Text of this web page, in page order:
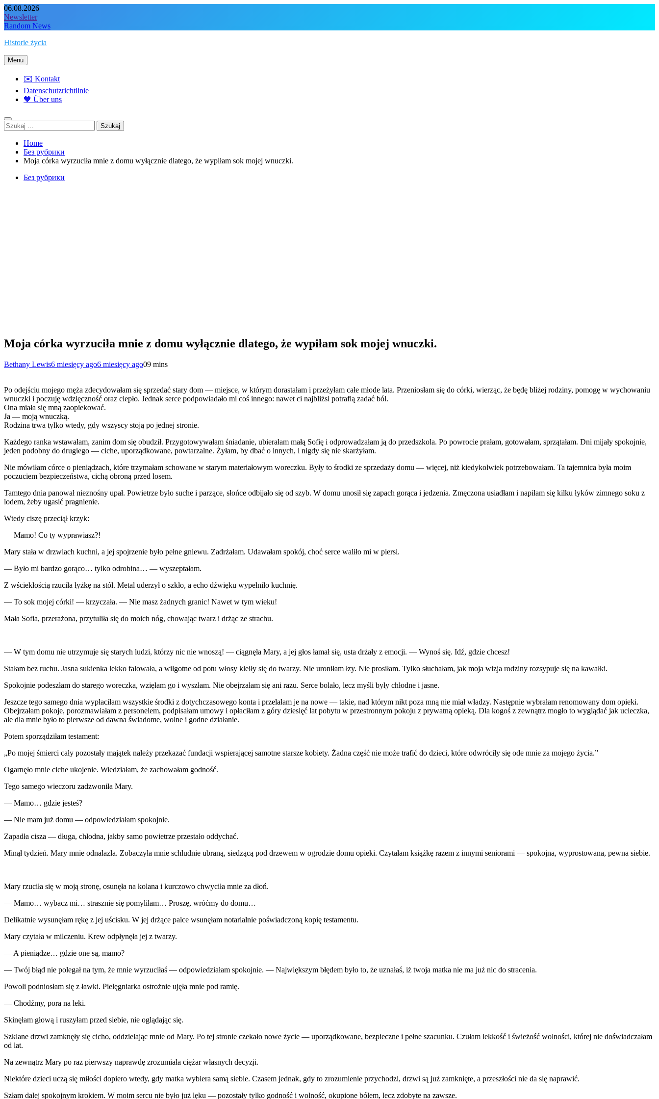
Skip
to
content
06.08.2026
Newsletter
Random News
Historie życia
Menu
✉️ Kontakt
Datenschutzrichtlinie
🧡 Über uns
Szukaj:
Home
Без рубрики
Moja córka wyrzuciła mnie z domu wyłącznie dlatego, że wypiłam sok mojej wnuczki.
Без рубрики
Moja córka wyrzuciła mnie z domu wyłącznie dlatego, że wypiłam sok mojej wnuczki.
Bethany Lewis6 miesięcy ago6 miesięcy ago09 mins
Po odejściu mojego męża zdecydowałam się sprzedać stary dom — miejsce, w którym dorastałam i przeżyłam całe młode lata. Przeniosłam się do córki, wierząc, że będę bliżej rodziny, pomogę w wychowaniu
wnuczki i poczuję wdzięczność oraz ciepło. Jednak serce podpowiadało mi coś innego: nawet ci najbliżsi potrafią zadać ból.
Ona miała się mną zaopiekować.
Ja — moją wnuczką.
Rodzina trwa tylko wtedy, gdy wszyscy stoją po jednej stronie.
Każdego ranka wstawałam, zanim dom się obudził. Przygotowywałam śniadanie, ubierałam małą Sofię i odprowadzałam ją do przedszkola. Po powrocie prałam, gotowałam, sprzątałam. Dni mijały spokojnie,
jeden podobny do drugiego — ciche, uporządkowane, powtarzalne. Żyłam, by dbać o innych, i nigdy się nie skarżyłam.
Nie mówiłam córce o pieniądzach, które trzymałam schowane w starym materiałowym woreczku. Były to środki ze sprzedaży domu — więcej, niż kiedykolwiek potrzebowałam. Ta tajemnica była moim
poczuciem bezpieczeństwa, cichą obroną przed losem.
Tamtego dnia panował nieznośny upał. Powietrze było suche i parzące, słońce odbijało się od szyb. W domu unosił się zapach gorąca i jedzenia. Zmęczona usiadłam i napiłam się kilku łyków zimnego soku z
lodem, żeby ugasić pragnienie.
Wtedy ciszę przeciął krzyk:
— Mamo! Co ty wyprawiasz?!
Mary stała w drzwiach kuchni, a jej spojrzenie było pełne gniewu. Zadrżałam. Udawałam spokój, choć serce waliło mi w piersi.
— Było mi bardzo gorąco… tylko odrobina… — wyszeptałam.
Z wściekłością rzuciła łyżkę na stół. Metal uderzył o szkło, a echo dźwięku wypełniło kuchnię.
— To sok mojej córki! — krzyczała. — Nie masz żadnych granic! Nawet w tym wieku!
Mała Sofia, przerażona, przytuliła się do moich nóg, chowając twarz i drżąc ze strachu.
— W tym domu nie utrzymuje się starych ludzi, którzy nic nie wnoszą! — ciągnęła Mary, a jej głos łamał się, usta drżały z emocji. — Wynoś się. Idź, gdzie chcesz!
Stałam bez ruchu. Jasna sukienka lekko falowała, a wilgotne od potu włosy kleiły się do twarzy. Nie uroniłam łzy. Nie prosiłam. Tylko słuchałam, jak moja wizja rodziny rozsypuje się na kawałki.
Spokojnie podeszłam do starego woreczka, wzięłam go i wyszłam. Nie obejrzałam się ani razu. Serce bolało, lecz myśli były chłodne i jasne.
Jeszcze tego samego dnia wypłaciłam wszystkie środki z dotychczasowego konta i przelałam je na nowe — takie, nad którym nikt poza mną nie miał władzy. Następnie wybrałam renomowany dom opieki.
Obejrzałam pokoje, porozmawiałam z personelem, podpisałam umowy i opłaciłam z góry dziesięć lat pobytu w przestronnym pokoju z prywatną opieką. Dla kogoś z zewnątrz mogło to wyglądać jak ucieczka,
ale dla mnie było to pierwsze od dawna świadome, wolne i godne działanie.
Potem sporządziłam testament:
„Po mojej śmierci cały pozostały majątek należy przekazać fundacji wspierającej samotne starsze kobiety. Żadna część nie może trafić do dzieci, które odwróciły się ode mnie za mojego życia.”
Ogarnęło mnie ciche ukojenie. Wiedziałam, że zachowałam godność.
Tego samego wieczoru zadzwoniła Mary.
— Mamo… gdzie jesteś?
— Nie mam już domu — odpowiedziałam spokojnie.
Zapadła cisza — długa, chłodna, jakby samo powietrze przestało oddychać.
Minął tydzień. Mary mnie odnalazła. Zobaczyła mnie schludnie ubraną, siedzącą pod drzewem w ogrodzie domu opieki. Czytałam książkę razem z innymi seniorami — spokojna, wyprostowana, pewna siebie.
Mary rzuciła się w moją stronę, osunęła na kolana i kurczowo chwyciła mnie za dłoń.
— Mamo… wybacz mi… strasznie się pomyliłam… Proszę, wróćmy do domu…
Delikatnie wysunęłam rękę z jej uścisku. W jej drżące palce wsunęłam notarialnie poświadczoną kopię testamentu.
Mary czytała w milczeniu. Krew odpłynęła jej z twarzy.
— A pieniądze… gdzie one są, mamo?
— Twój błąd nie polegał na tym, że mnie wyrzuciłaś — odpowiedziałam spokojnie. — Największym błędem było to, że uznałaś, iż twoja matka nie ma już nic do stracenia.
Powoli podniosłam się z ławki. Pielęgniarka ostrożnie ujęła mnie pod ramię.
— Chodźmy, pora na leki.
Skinęłam głową i ruszyłam przed siebie, nie oglądając się.
Szklane drzwi zamknęły się cicho, oddzielając mnie od Mary. Po tej stronie czekało nowe życie — uporządkowane, bezpieczne i pełne szacunku. Czułam lekkość i świeżość wolności, której nie doświadczałam
od lat.
Na zewnątrz Mary po raz pierwszy naprawdę zrozumiała ciężar własnych decyzji.
Niektóre dzieci uczą się miłości dopiero wtedy, gdy matka wybiera samą siebie. Czasem jednak, gdy to zrozumienie przychodzi, drzwi są już zamknięte, a przeszłości nie da się naprawić.
Szłam dalej spokojnym krokiem. W moim sercu nie było już lęku — pozostały tylko godność i wolność, okupione bólem, lecz zdobyte na zawsze.